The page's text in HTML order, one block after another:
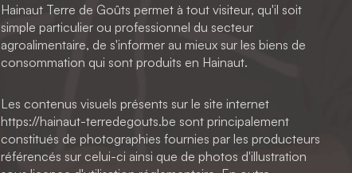
Hainaut Terre de Goûts permet à tout visiteur, qu'il soit
simple particulier ou professionnel du secteur
agroalimentaire, de s'informer au mieux sur les biens de
consommation qui sont produits en Hainaut.
Les contenus visuels présents sur le site internet
https://hainaut-terredegouts.be sont principalement
constitués de photographies fournies par les producteurs
référencés sur celui-ci ainsi que de photos d'illustration